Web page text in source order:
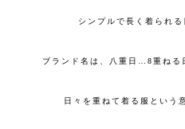
シンプルで長く着られる
ブランド名は、八重日…8重ねる
日々を重ねて着る服という